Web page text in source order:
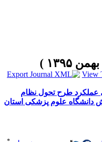
عملکرد طرح تحول نظام
علوم پزشکی استان